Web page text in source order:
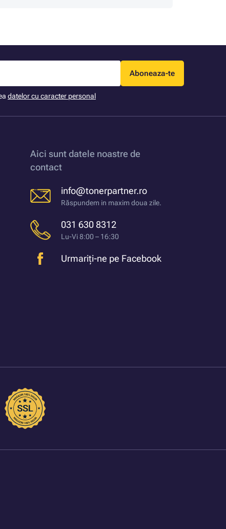
Aboneaza-te
datelor cu caracter personal
Aici sunt datele noastre de
contact
info@tonerpartner.ro
Răspundem in maxim doua zile.
031 630 8312
Lu-Vi 8:00 – 16:30
Urmariți-ne pe Facebook